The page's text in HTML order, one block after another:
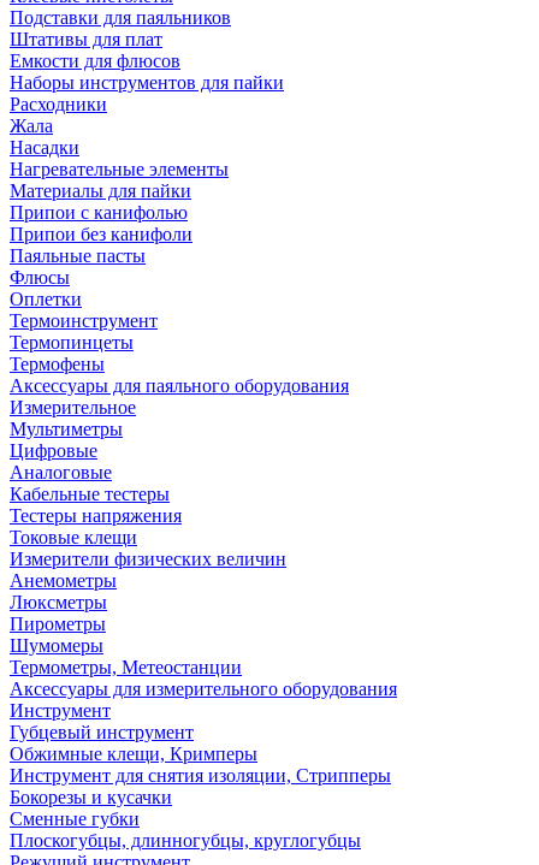
Подставки для паяльников
Штативы для плат
Емкости для флюсов
Наборы инструментов для пайки
Расходники
Жала
Насадки
Нагревательные элементы
Материалы для пайки
Припои с канифолью
Припои без канифоли
Паяльные пасты
Флюсы
Оплетки
Термоинструмент
Термопинцеты
Термофены
Аксессуары для паяльного оборудования
Измерительное
Мультиметры
Цифровые
Аналоговые
Кабельные тестеры
Тестеры напряжения
Токовые клещи
Измерители физических величин
Анемометры
Люксметры
Пирометры
Шумомеры
Термометры, Метеостанции
Аксессуары для измерительного оборудования
Инструмент
Губцевый инструмент
Обжимные клещи, Кримперы
Инструмент для снятия изоляции, Стрипперы
Бокорезы и кусачки
Сменные губки
Плоскогубцы, длинногубцы, круглогубцы